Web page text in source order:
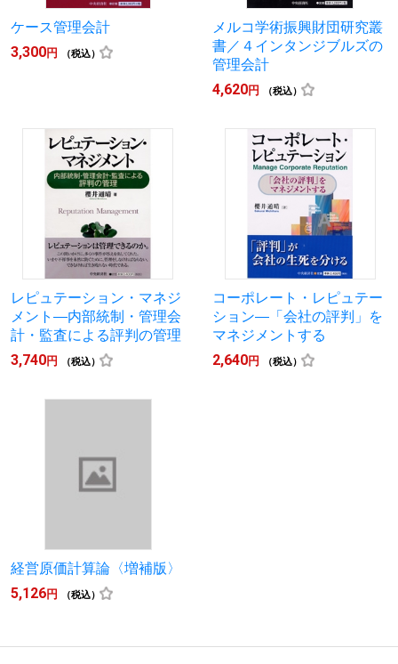
ケース管理会計
3,300円 （税込）
メルコ学術振興財団研究叢
書／４インタンジブルズの
管理会計
4,620円 （税込）
レピュテーション・マネジ
メント―内部統制・管理会
計・監査による評判の管理
3,740円 （税込）
コーポレート・レピュテー
ション―「会社の評判」を
マネジメントする
2,640円 （税込）
経営原価計算論〈増補版〉
5,126円 （税込）